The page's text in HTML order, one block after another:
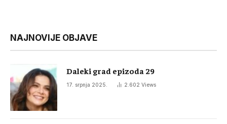
NAJNOVIJE OBJAVE
Daleki grad epizoda 29
17. srpnja 2025. 2.602 Views